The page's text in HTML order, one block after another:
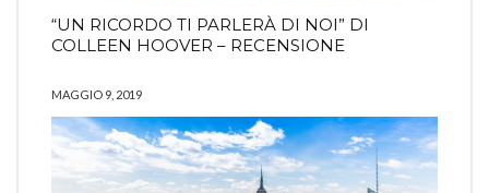
“UN RICORDO TI PARLERÀ DI NOI” DI
COLLEEN HOOVER – RECENSIONE
MAGGIO 9, 2019